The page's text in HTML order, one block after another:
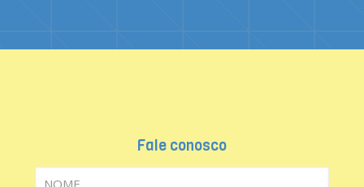
Fale conosco